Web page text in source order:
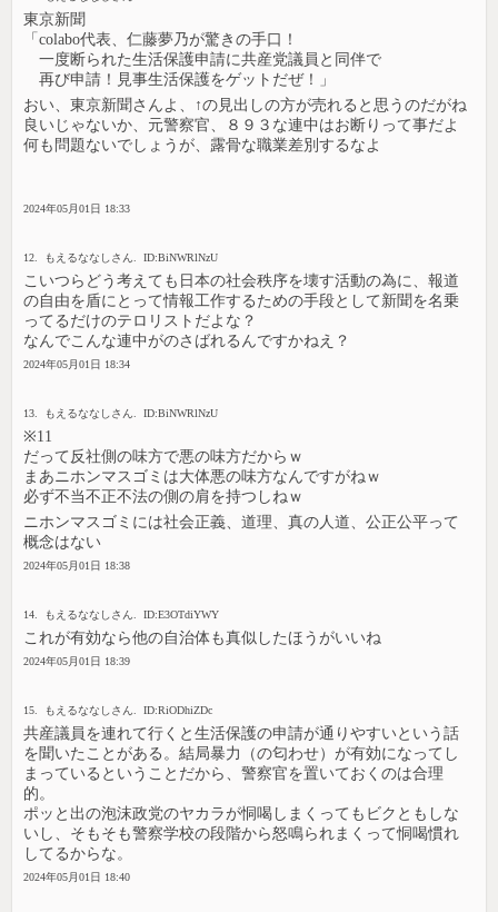
東京新聞
「colabo代表、仁藤夢乃が驚きの手口！
一度断られた生活保護申請に共産党議員と同伴で
再び申請！見事生活保護をゲットだぜ！」
おい、東京新聞さんよ、↑の見出しの方が売れると思うのだがね
良いじゃないか、元警察官、８９３な連中はお断りって事だよ
何も問題ないでしょうが、露骨な職業差別するなよ
2024年05月01日 18:33
12. もえるななしさん. ID:BiNWRlNzU
こいつらどう考えても日本の社会秩序を壊す活動の為に、報道
の自由を盾にとって情報工作するための手段として新聞を名乗
ってるだけのテロリストだよな？
なんでこんな連中がのさばれるんですかねえ？
2024年05月01日 18:34
13. もえるななしさん. ID:BiNWRlNzU
※11
だって反社側の味方で悪の味方だからｗ
まあニホンマスゴミは大体悪の味方なんですがねｗ
必ず不当不正不法の側の肩を持つしねｗ
ニホンマスゴミには社会正義、道理、真の人道、公正公平って
概念はない
2024年05月01日 18:38
14. もえるななしさん. ID:E3OTdiYWY
これが有効なら他の自治体も真似したほうがいいね
2024年05月01日 18:39
15. もえるななしさん. ID:RiODhiZDc
共産議員を連れて行くと生活保護の申請が通りやすいという話
を聞いたことがある。結局暴力（の匂わせ）が有効になってし
まっているということだから、警察官を置いておくのは合理
的。
ポッと出の泡沫政党のヤカラが恫喝しまくってもビクともしな
いし、そもそも警察学校の段階から怒鳴られまくって恫喝慣れ
してるからな。
2024年05月01日 18:40